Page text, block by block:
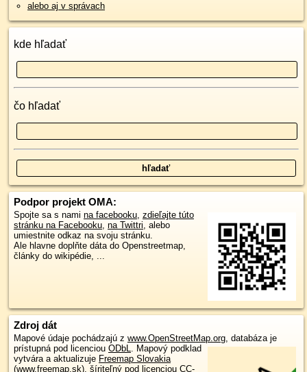
alebo aj v správach
kde hľadať
čo hľadať
Podpor projekt OMA:
Spojte sa s nami na facebooku, zdieľajte túto
stránku na Facebooku, na Twittri, alebo
umiestnite odkaz na svoju stránku.
Ale hlavne doplňte dáta do Openstreetmap,
články do wikipédie, ...
Zdroj dát
Mapové údaje pochádzajú z www.OpenStreetMap.org, databáza je
prístupná pod licenciou ODbL. Mapový podklad
vytvára a aktualizuje Freemap Slovakia
(www.freemap.sk), šíriteľný pod licenciou CC-